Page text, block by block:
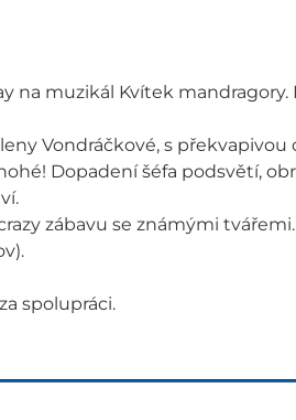
na muzikál Kvítek mandragory.
Vondráčkové, s
Dopadení šéfa podsvětí,
zábavu se známými
spolupráci.